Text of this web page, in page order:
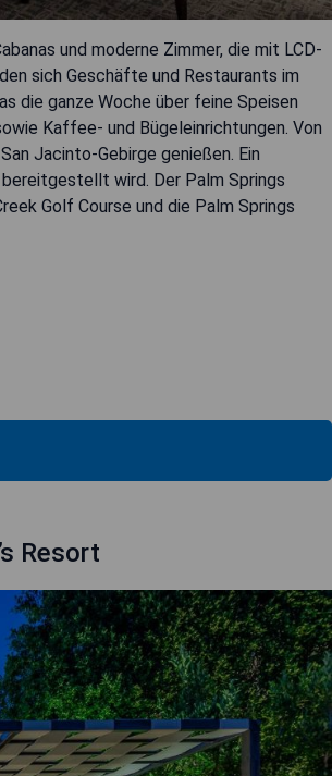
und moderne Zimmer, die mit LCD-
sich Geschäfte und Restaurants im
die ganze Woche über feine Speisen
Kaffee- und Bügeleinrichtungen. Von
Jacinto-Gebirge genießen. Ein
wird. Der Palm Springs
Golf Course und die Palm Springs
Resort